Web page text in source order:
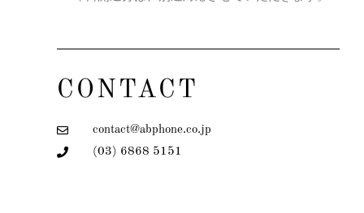
CONTACT
contact@abphone.co.jp
(03) 6868 5151